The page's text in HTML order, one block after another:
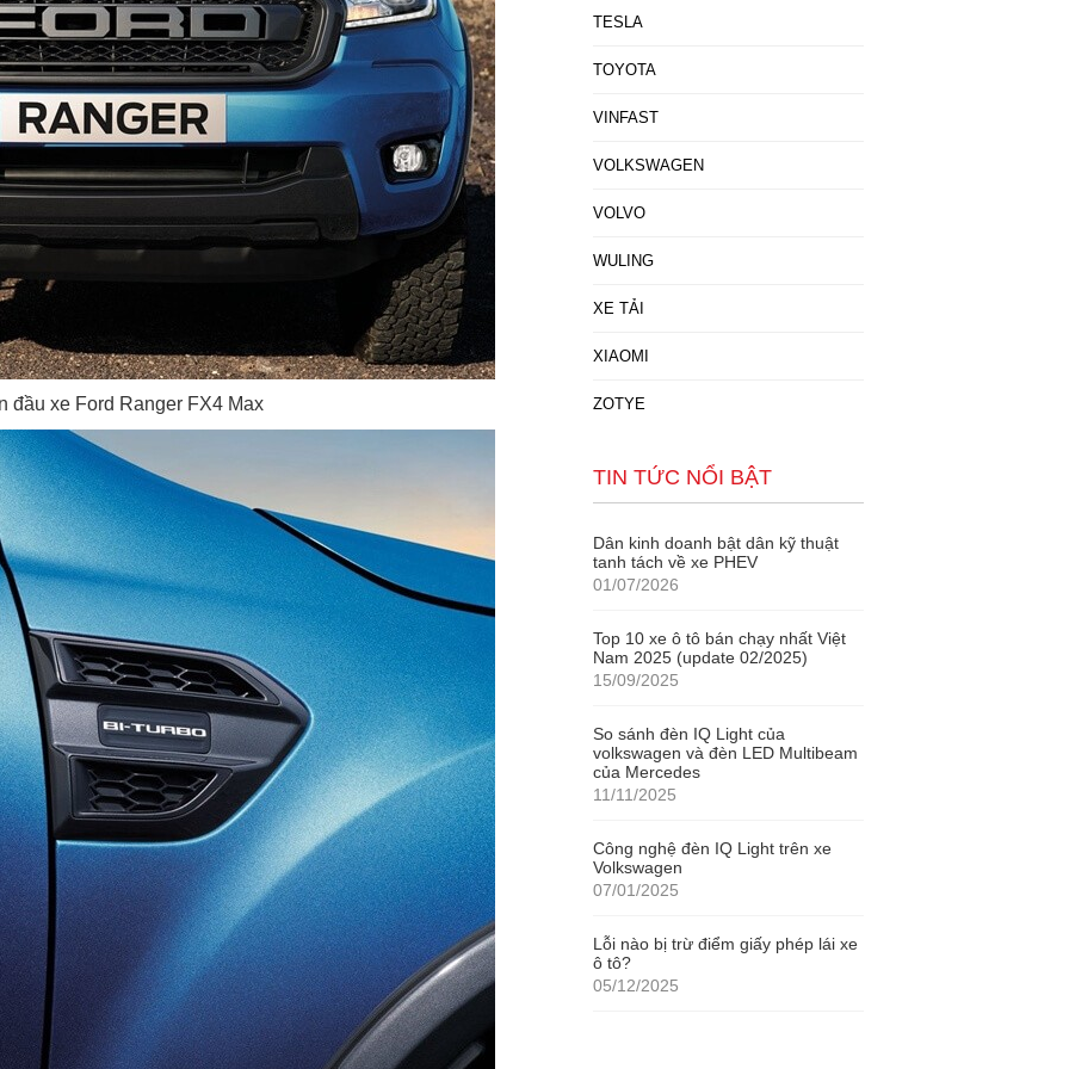
đầu xe Ford Ranger FX4 Max
TESLA
TOYOTA
VINFAST
VOLKSWAGEN
VOLVO
WULING
XE TẢI
XIAOMI
ZOTYE
TIN TỨC NỔI BẬT
Dân kinh doanh bật dân kỹ thuật
tanh tách về xe PHEV
01/07/2026
Top 10 xe ô tô bán chạy nhất Việt
Nam 2025 (update 02/2025)
15/09/2025
So sánh đèn IQ Light của
volkswagen và đèn LED Multibeam
của Mercedes
11/11/2025
Công nghệ đèn IQ Light trên xe
Volkswagen
07/01/2025
Lỗi nào bị trừ điểm giấy phép lái xe
ô tô?
05/12/2025